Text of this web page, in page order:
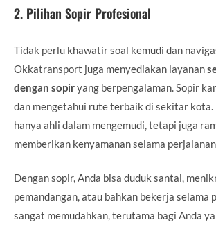
2. Pilihan Sopir Profesional
Tidak perlu khawatir soal kemudi dan
Okkatransport juga menyediakan layanan
dengan sopiryang berpengalaman. Sopir
dan mengetahui rute terbaik di sekitar
hanya ahli dalam mengemudi, tetapi juga
memberikan kenyamanan selama perjalanan
Dengan sopir, Anda bisa duduk santai,
pemandangan, atau bahkan bekerja selama
sangat memudahkan, terutama bagi Anda